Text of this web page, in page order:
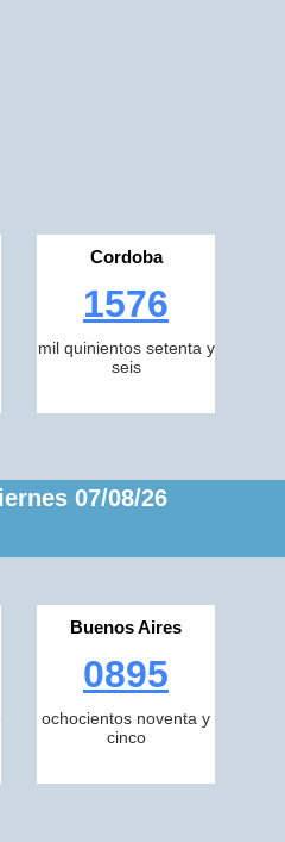
Cordoba
1576
mil quinientos setenta y
seis
07/08/26
Buenos Aires
0895
ochocientos noventa y
cinco